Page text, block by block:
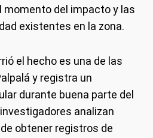
momento del impacto y las
existentes en la zona.
el hecho es una de las
y registra un
durante buena parte del
analizan
obtener registros de